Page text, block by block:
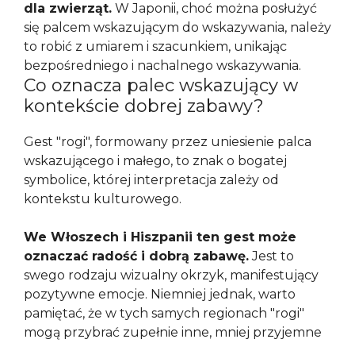
dla zwierząt. W Japonii, choć można posłużyć
się palcem wskazującym do wskazywania, należy
to robić z umiarem i szacunkiem, unikając
bezpośredniego i nachalnego wskazywania.
Co oznacza palec wskazujący w
kontekście dobrej zabawy?
Gest "rogi", formowany przez uniesienie palca
wskazującego i małego, to znak o bogatej
symbolice, której interpretacja zależy od
kontekstu kulturowego.
We Włoszech i Hiszpanii ten gest może
oznaczać radość i dobrą zabawę.Jest to
swego rodzaju wizualny okrzyk, manifestujący
pozytywne emocje. Niemniej jednak, warto
pamiętać, że w tych samych regionach "rogi"
mogą przybrać zupełnie inne, mniej przyjemne